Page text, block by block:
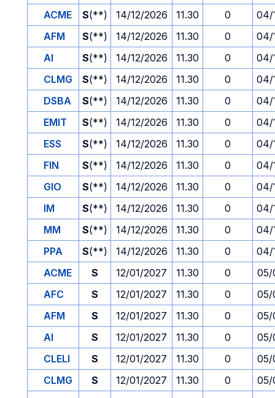
ACME
S(**) 14/12/2026 11.30 0
04/
AFM
S(**) 14/12/2026 11.30 0
04/
AI
S(**) 14/12/2026 11.30 0
04/
CLMG
S(**) 14/12/2026 11.30 0
04/
DSBA
S(**) 14/12/2026 11.30 0
04/
EMIT
S(**) 14/12/2026 11.30 0
04/
ESS
S(**) 14/12/2026 11.30 0
04/
FIN
S(**) 14/12/2026 11.30 0
04/
GIO
S(**) 14/12/2026 11.30 0
04/
IM
S(**) 14/12/2026 11.30 0
04/
MM
S(**) 14/12/2026 11.30 0
04/
PPA
S(**) 14/12/2026 11.30 0
04/
ACME
S 12/01/2027 11.30 0
05/
AFC
S 12/01/2027 11.30 0
05/
AFM
S 12/01/2027 11.30 0
05/
AI
S 12/01/2027 11.30 0
05/
CLELI
S 12/01/2027 11.30 0
05/
CLMG
S 12/01/2027 11.30 0
05/